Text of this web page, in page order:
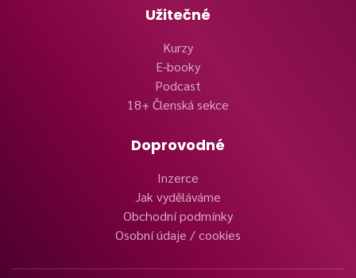
Užitečné
Kurzy
E-booky
Podcast
18+ Členská sekce
Doprovodné
Inzerce
Jak vyděláváme
Obchodní podmínky
Osobní údaje / cookies